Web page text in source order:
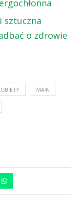
sztuczna
o zdrowie
MAIN